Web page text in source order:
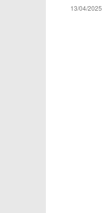
13/04/2025